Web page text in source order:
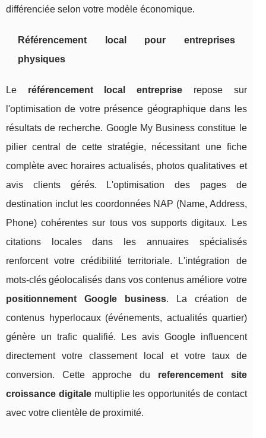
différenciée selon votre modèle économique.
Référencement local pour entreprises
physiques
Le référencement local entreprise repose sur
l'optimisation de votre présence géographique dans les
résultats de recherche. Google My Business constitue le
pilier central de cette stratégie, nécessitant une fiche
complète avec horaires actualisés, photos qualitatives et
avis clients gérés. L'optimisation des pages de
destination inclut les coordonnées NAP (Name, Address,
Phone) cohérentes sur tous vos supports digitaux. Les
citations locales dans les annuaires spécialisés
renforcent votre crédibilité territoriale. L'intégration de
mots-clés géolocalisés dans vos contenus améliore votre
positionnement Google business. La création de
contenus hyperlocaux (événements, actualités quartier)
génère un trafic qualifié. Les avis Google influencent
directement votre classement local et votre taux de
conversion. Cette approche du referencement site
croissance digitalemultiplie les opportunités de contact
avec votre clientèle de proximité.